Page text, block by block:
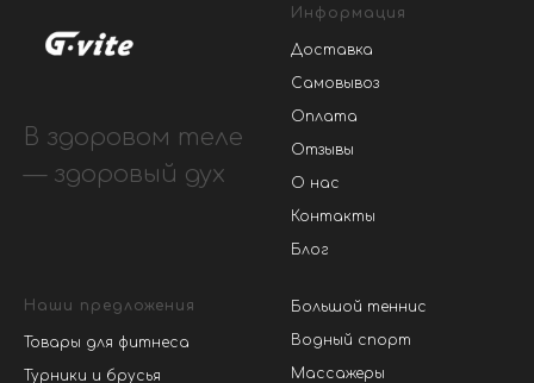
В здоровом теле
— здоровый дух
Информация
Доставка
Самовывоз
Оплата
Отзывы
О нас
Контакты
Блог
Наши предложения
Товары для фитнеса
Турники и брусья
Большой теннис
Водный спорт
Массажеры